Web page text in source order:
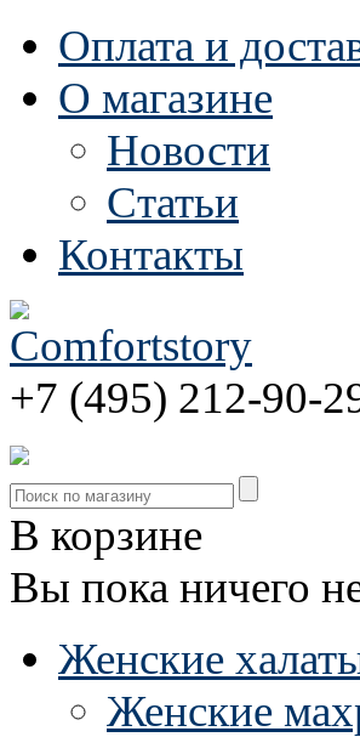
Оплата и
О магазине
Новости
Статьи
Контакты
+7 (495) 212-90-
В корзине
Вы пока ничего
Женские
Женские